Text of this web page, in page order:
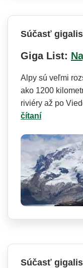
Súčasť
Giga List:
Alpy sú veľmi
ako 1200
riviéry až po
čítaní
Súčasť